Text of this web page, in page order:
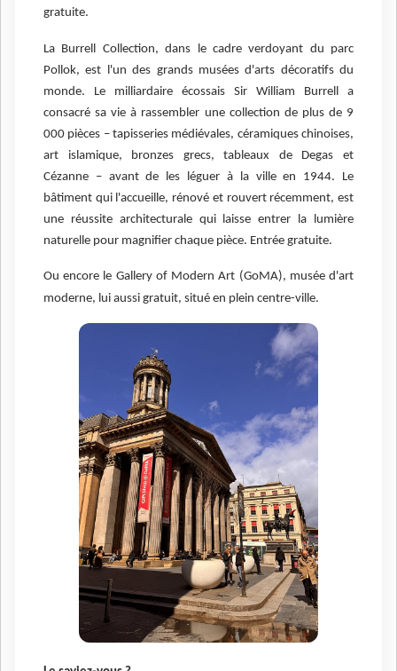
gratuite.
La Burrell Collection, dans le cadre verdoyant du parc
Pollok, est l'un des grands musées d'arts décoratifs du
monde. Le milliardaire écossais Sir William Burrell a
consacré sa vie à rassembler une collection de plus de 9
000 pièces – tapisseries médiévales, céramiques chinoises,
art islamique, bronzes grecs, tableaux de Degas et
Cézanne – avant de les léguer à la ville en 1944. Le
bâtiment qui l'accueille, rénové et rouvert récemment, est
une réussite architecturale qui laisse entrer la lumière
naturelle pour magnifier chaque pièce. Entrée gratuite.
Ou encore le Gallery of Modern Art (GoMA), musée d'art
moderne, lui aussi gratuit, situé en plein centre-ville.